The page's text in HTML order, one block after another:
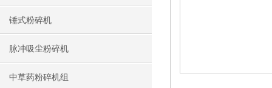
锤式粉碎机
脉冲吸尘粉碎机
中草药粉碎机组